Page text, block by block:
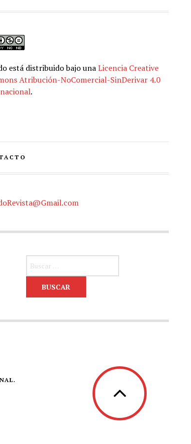
está distribuido bajo unaLicencia Creative
Atribución-NoComercial-SinDerivar 4.0
.